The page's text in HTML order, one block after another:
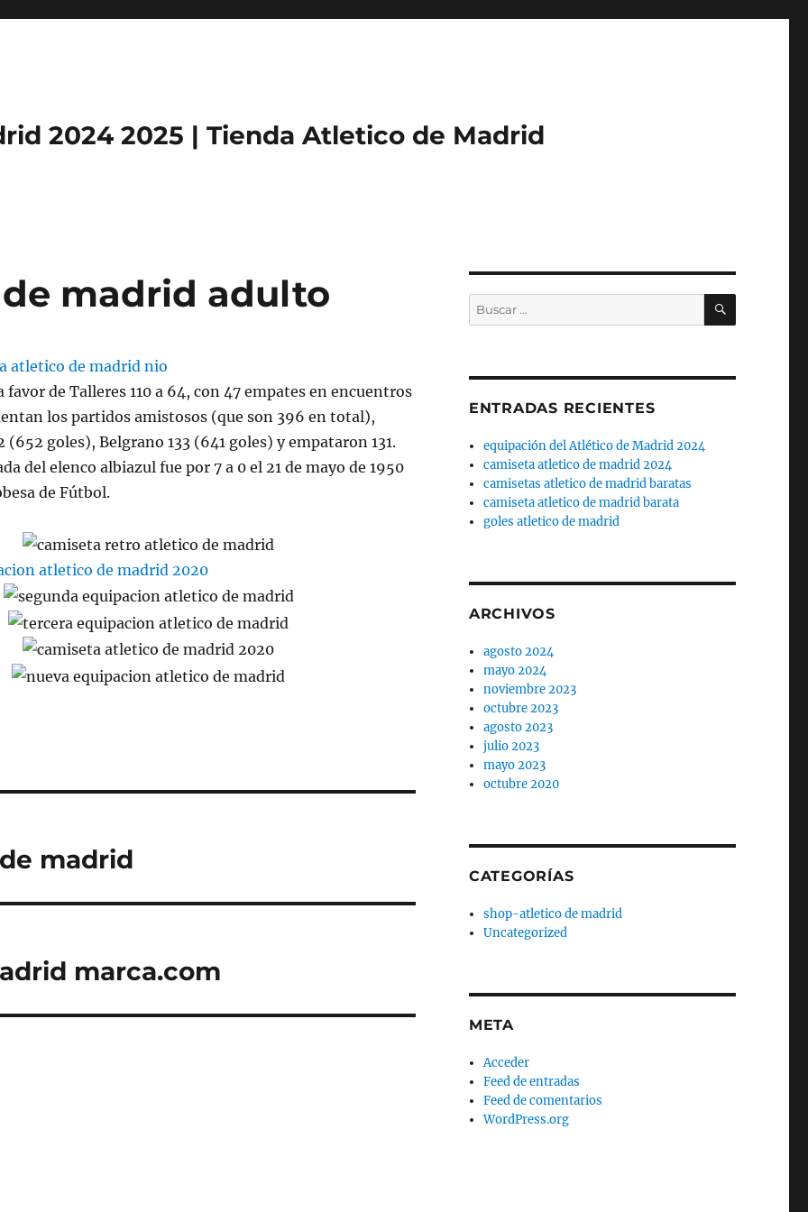
2024 2025 | Tienda Atletico de Madrid
madrid adulto
de Talleres 110 a 64, con 47 empates en encuentros
los partidos amistosos (que son 396 en total),
(652 goles), Belgrano 133 (641 goles) y empataron 131.
del elenco albiazul fue por 7 a 0 el 21 de mayo de 1950
de Fútbol.
madrid
marca.com
Buscar
por:
BUSCAR
ENTRADAS RECIENTES
equipación del Atlético de Madrid 2024
camiseta atletico de madrid 2024
camisetas atletico de madrid baratas
camiseta atletico de madrid barata
goles atletico de madrid
ARCHIVOS
agosto 2024
mayo 2024
noviembre 2023
octubre 2023
agosto 2023
julio 2023
mayo 2023
octubre 2020
CATEGORÍAS
shop-atletico de madrid
Uncategorized
META
Acceder
Feed de entradas
Feed de comentarios
WordPress.org